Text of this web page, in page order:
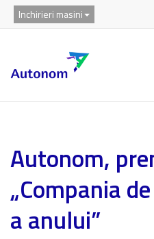
Inchirieri masini
Autonom,
„Compania
a anului”